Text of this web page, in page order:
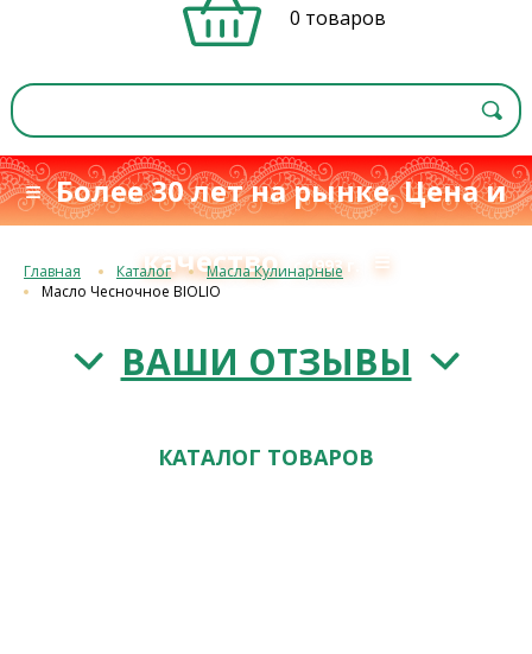
0 товаров
≡ Более 30 лет на рынке. Цена и
качествос 1993 г. ≡
Главная Каталог
Масла Кулинарные
Масло Чесночное BIOLIO
ВАШИ ОТЗЫВЫ
КАТАЛОГ ТОВАРОВ